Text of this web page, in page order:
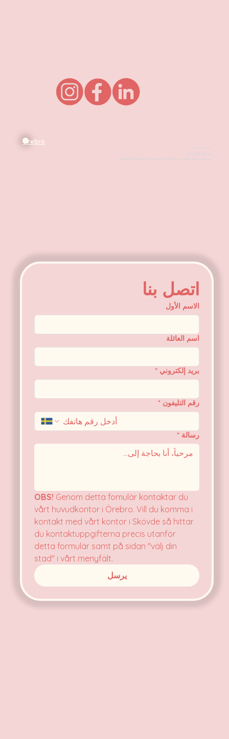
Örebro
+4679-348-32-97
من الإثنين إلى الجمعة: من الساعة 8:00 صباحاً إلى الساعة 5:00 مساءً
اتصل بنا
الاسم الأول
اسم العائلة
بريد إلكتروني *
رقم التليفون *
رسالة *
OBS! Genom detta fomulär kontaktar du
vårt huvudkontor i Örebro. Vill du komma i
kontakt med vårt kontor i Skövde så hittar
du kontaktuppgifterna precis utanför
detta formulär samt på sidan "välj din
stad" i vårt menyfält.
يرسل